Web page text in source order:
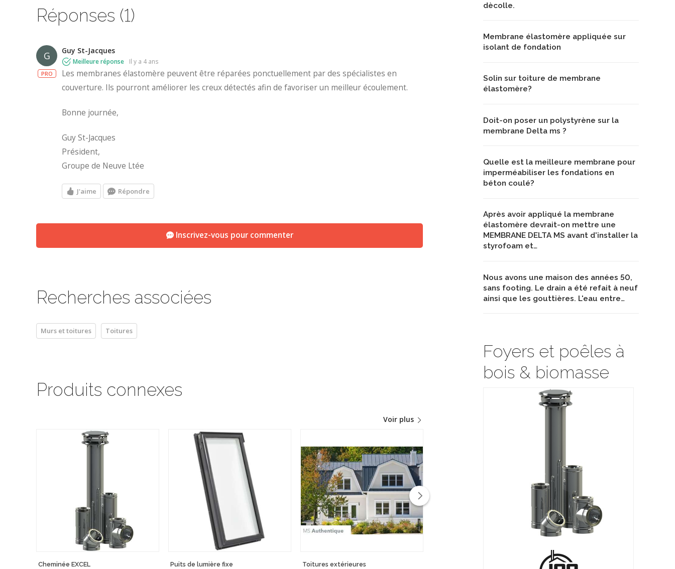
dècolle.
Membrane élastomère appliquée sur
isolant de fondation
Solin sur toiture de membrane
élastomère?
Doit-on poser un polystyrène sur la
membrane Delta ms ?
Quelle est la meilleure membrane pour
imperméabiliser les fondations en
béton coulé?
Après avoir appliqué la membrane
élastomère devrait-on mettre une
MEMBRANE DELTA MS avant d'installer la
styrofoam et…
Nous avons une maison des années 50,
sans footing. Le drain a été refait à neuf
ainsi que les gouttières. L'eau entre…
Foyers et poêles à
bois & biomasse
Réponses (1)
G
PRO
Guy St-Jacques
Meilleure réponse il y a 4 ans
Les membranes élastomère peuvent être réparées ponctuellement par des spécialistes en
couverture. Ils pourront améliorer les creux détectés afin de favoriser un meilleur écoulement.
Bonne journée,
Guy St-Jacques
Président,
Groupe de Neuve Ltée
J'aime Répondre
Inscrivez-vous pour commenter
Recherches associées
Murs et toitures Toitures
Produits connexes
Voir plus
Cheminée EXCEL Puits de lumière fixe Toitures extérieures